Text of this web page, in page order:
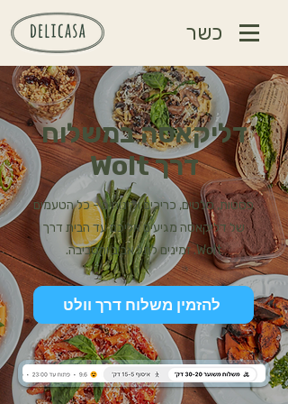
כשר
דליקאסה במשלוח
דרך Wolt
פסטות, סלטים, כריכים וקינוחים - כל הטעמים
של דליקאסה מגיעים אליכם עד הבית דרך
Wolt. זמינים לתל אביב והסביבה.
להזמין משלוח דרך וולט